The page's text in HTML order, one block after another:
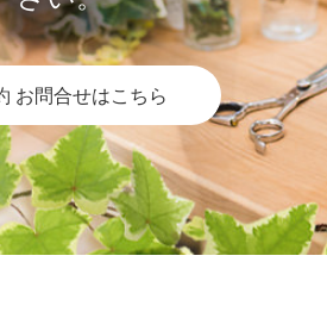
お問合せはこちら